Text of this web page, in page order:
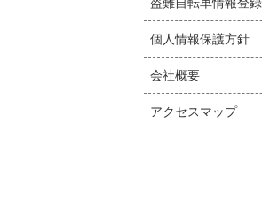
個人情報保護方針
会社概要
アクセスマップ